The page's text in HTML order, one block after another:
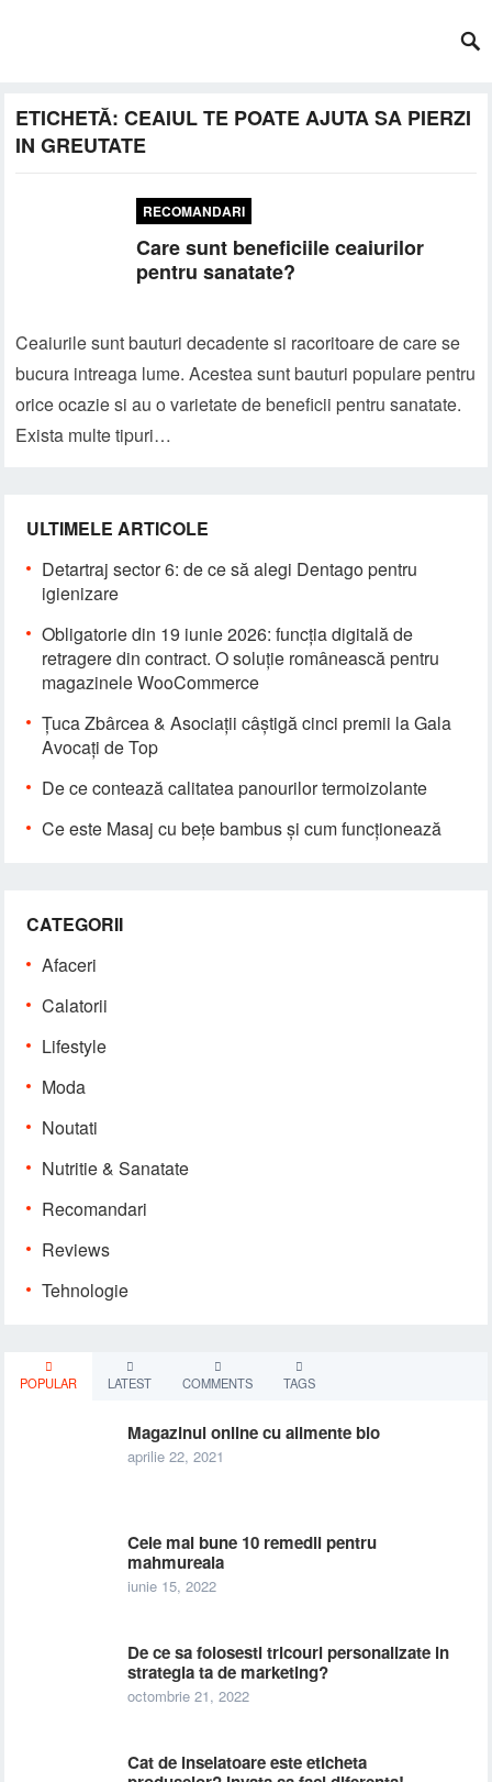
ETICHETĂ:CEAIUL TE POATE AJUTA SA PIERZI
IN GREUTATE
RECOMANDARI
Care sunt beneficiile ceaiurilor
pentru sanatate?
Ceaiurile sunt bauturi decadente si racoritoare de care se
bucura intreaga lume. Acestea sunt bauturi populare pentru
orice ocazie si au o varietate de beneficii pentru sanatate.
Exista multe tipuri…
ULTIMELE ARTICOLE
Detartraj sector 6: de ce să alegi Dentago pentru
igienizare
Obligatorie din 19 iunie 2026: funcția digitală de
retragere din contract. O soluție românească pentru
magazinele WooCommerce
Țuca Zbârcea & Asociații câștigă cinci premii la Gala
Avocați de Top
De ce contează calitatea panourilor termoizolante
Ce este Masaj cu bețe bambus și cum funcționează
CATEGORII
Afaceri
Calatorii
Lifestyle
Moda
Noutati
Nutritie & Sanatate
Recomandari
Reviews
Tehnologie
POPULAR LATEST COMMENTS TAGS
Magazinul online cu alimente bio
aprilie 22, 2021
Cele mai bune 10 remedii pentru
mahmureala
iunie 15, 2022
De ce sa folosesti tricouri personalizate in
strategia ta de marketing?
octombrie 21, 2022
Cat de inselatoare este eticheta